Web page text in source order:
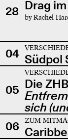
28 Drag
by Rachel
04 Südpol
05 Die
sich
06
ZUM